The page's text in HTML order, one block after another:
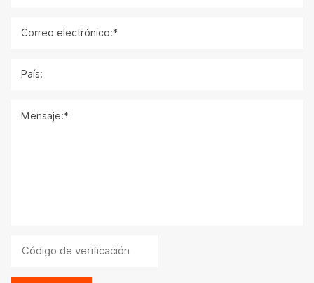
Correo electrónico:*
País:
Mensaje:*